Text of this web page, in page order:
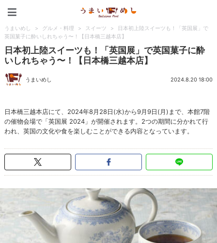
うまいめし > グルメ・料理 > スイーツ >
日本初上陸スイーツも！「英国展」で
英国菓子に酔いしれちゃう〜！【日本橋三越本店】
日本初上陸スイーツも！「英国展」で英国菓子に酔
いしれちゃう〜！【日本橋三越本店】
うまいめし 2024.8.20 18:00
日本橋三越本店にて、2024年8月28日(水)から9月9日(月)まで、本館7階
の催物会場で「英国展 2024」が開催されます。2つの期間に分かれて行
われ、英国の文化や食を楽しむことができる内容となっています。